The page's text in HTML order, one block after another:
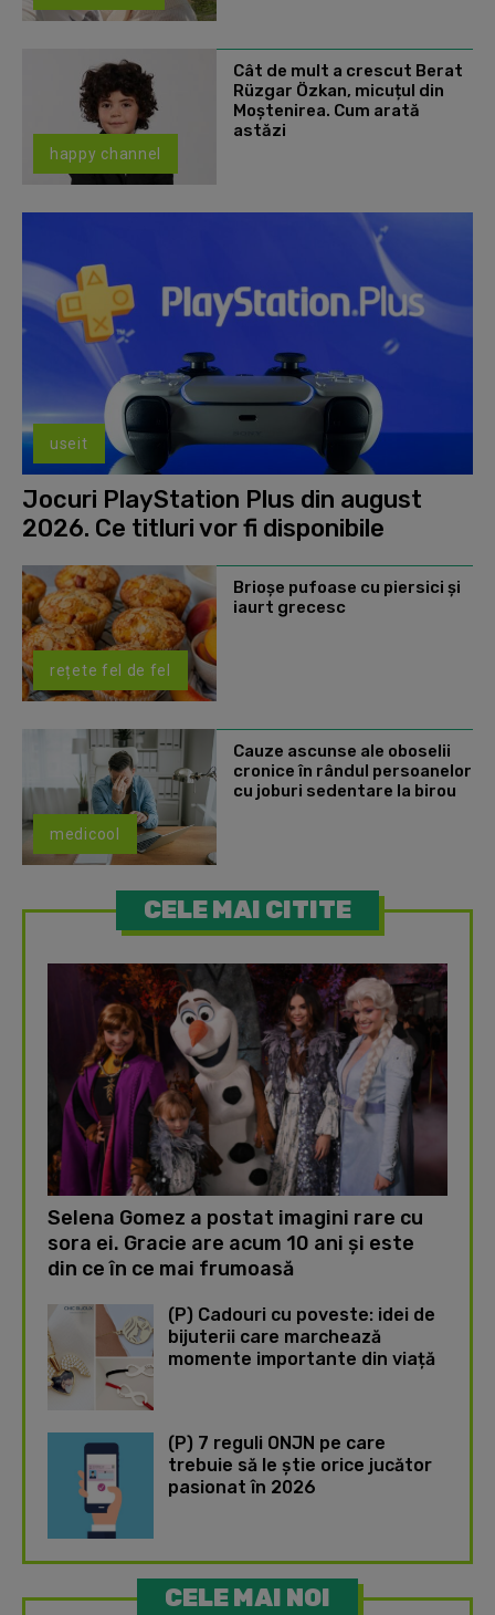
happy channel
Cât de mult a crescut Berat
Rüzgar Özkan, micuțul din
Moștenirea. Cum arată
astăzi
useit
Jocuri PlayStation Plus din august
2026. Ce titluri vor fi disponibile
rețete fel de fel
Brioșe pufoase cu piersici și
iaurt grecesc
medicool
Cauze ascunse ale oboselii
cronice în rândul persoanelor
cu joburi sedentare la birou
CELE MAI CITITE
Selena Gomez a postat imagini rare cu
sora ei. Gracie are acum 10 ani și este
din ce în ce mai frumoasă
(P) Cadouri cu poveste: idei de
bijuterii care marchează
momente importante din viață
(P) 7 reguli ONJN pe care
trebuie să le știe orice jucător
pasionat în 2026
CELE MAI NOI